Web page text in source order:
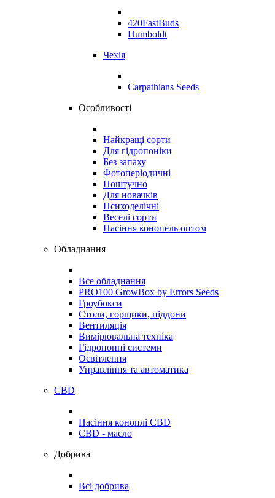
420FastBuds
Humboldt
Чехія
Carpathians Seeds
Особливості
Найкращі сорти
Для гідропоніки
Без запаху
Фотоперіодичні
Поштучно
Для новачків
Психоделічні
Веселі сорти
Насіння конопель оптом
Обладнання
Все обладнання
PRO100 GrowBox by Errors Seeds
Гроубокси
Столи, горщики, піддони
Вентиляція
Вимірювальна техніка
Гідропонні системи
Освітлення
Управління та автоматика
CBD
Насіння коноплі CBD
CBD - масло
Добрива
Всі добрива